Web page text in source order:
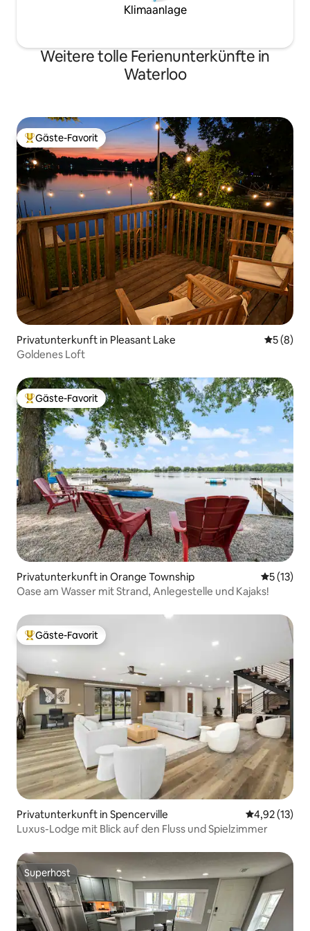
Klimaanlage
Weitere tolle Ferienunterkünfte in
Waterloo
Beliebter Gäste-Favorit.
Gäste-Favorit
Privatunterkunft in Pleasant Lake
5 (8)
Goldenes Loft
Beliebter Gäste-Favorit.
Gäste-Favorit
Privatunterkunft in Orange Township
5 (13)
Oase am Wasser mit Strand, Anlegestelle und Kajaks!
Beliebter Gäste-Favorit.
Gäste-Favorit
Privatunterkunft in Spencerville
4,92 (13)
Luxus-Lodge mit Blick auf den Fluss und Spielzimmer
Superhost
Superhost